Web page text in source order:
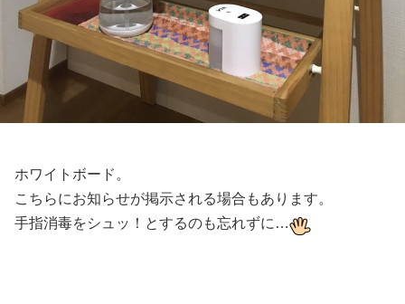
ホワイトボード。
こちらにお知らせが掲示される場合もあります。
手指消毒をシュッ！とするのも忘れずに…